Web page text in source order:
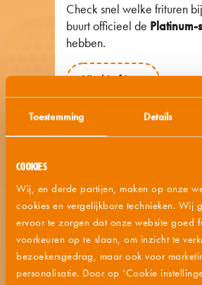
Toestemming Details
Cookies
Wij, en derde partijen, maken op onze
cookies en vergelijkbare technieken. Wij
ervoor te zorgen dat onze website goed
voorkeuren op te slaan, om inzicht te
bezoekersgedrag, maar ook voor
personalisatie. Door op ‘Cookie
Check snel welke frituren
buurt officieel de Platinum-
hebben.
Vind je frituur